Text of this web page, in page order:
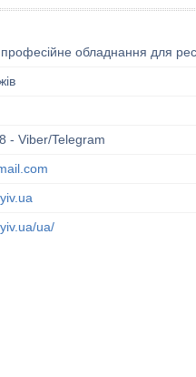
обладнання для
Viber/Telegram
ua/